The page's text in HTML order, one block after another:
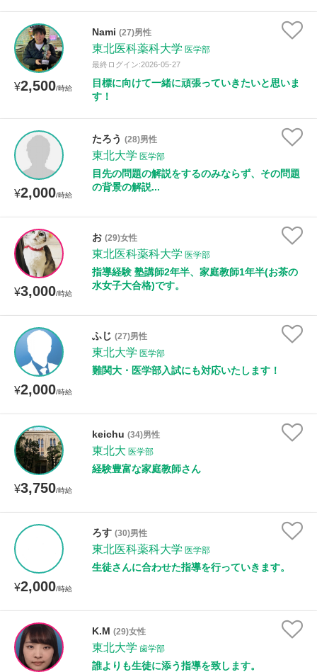
¥2,500/時給
Nami (27)男性
東北医科薬科大学 医学部
最終ログイン:2026-05-27
目標に向けて一緒に頑張っていきたいと思いま
す！
¥2,000/時給
たろう (28)男性
東北大学 医学部
目先の問題の解説をするのみならず、その問題
の背景の解説...
¥3,000/時給
お (29)女性
東北医科薬科大学 医学部
指導経験 塾講師2年半、家庭教師1年半(お茶の
水女子大合格)です。
¥2,000/時給
ふじ (27)男性
東北大学 医学部
難関大・医学部入試にも対応いたします！
¥3,750/時給
keichu (34)男性
東北大 医学部
経験豊富な家庭教師さん
¥2,000/時給
ろす (30)男性
東北医科薬科大学 医学部
生徒さんに合わせた指導を行っていきます。
K.M (29)女性
東北大学 歯学部
誰よりも生徒に添う指導を致します。